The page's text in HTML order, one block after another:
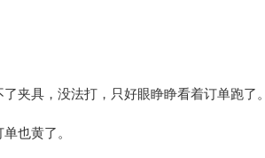
夹具，没法打，只好眼睁睁看着订单跑了。
也黄了。